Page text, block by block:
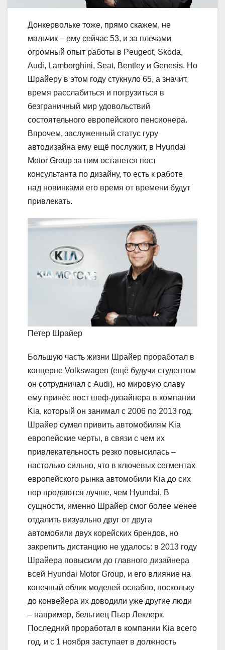
Донкервольке тоже, прямо скажем, не
мальчик – ему сейчас 53, и за плечами
огромный опыт работы в Peugeot, Skoda,
Audi, Lamborghini, Seat, Bentley и Genesis. Но
Шрайеру в этом году стукнуло 65, а значит,
время расслабиться и погрузиться в
безграничный мир удовольствий
состоятельного европейского пенсионера.
Впрочем, заслуженный статус гуру
автодизайна ему ещё послужит, в Hyundai
Motor Group за ним останется пост
консультанта по дизайну, то есть к работе
над новинками его время от времени будут
привлекать.
Петер Шрайер
Большую часть жизни Шрайер проработал в
концерне Volkswagen (ещё будучи студентом
он сотрудничал с Audi), но мировую славу
ему принёс пост шеф-дизайнера в компании
Kia, который он занимал с 2006 по 2013 год.
Шрайер сумел привить автомобилям Kia
европейские черты, в связи с чем их
привлекательность резко повысилась –
настолько сильно, что в ключевых сегментах
европейского рынка автомобили Kia до сих
пор продаются лучше, чем Hyundai. В
сущности, именно Шрайер смог более менее
отдалить визуально друг от друга
автомобили двух корейских брендов, но
закрепить дистанцию не удалось: в 2013 году
Шрайера повысили до главного дизайнера
всей Hyundai Motor Group, и его влияние на
конечный облик моделей ослабло, поскольку
до конвейера их доводили уже другие люди
– например, бельгиец Пьер Леклерк.
Последний проработал в компании Kia всего
год, и с 1 ноября заступает в должность